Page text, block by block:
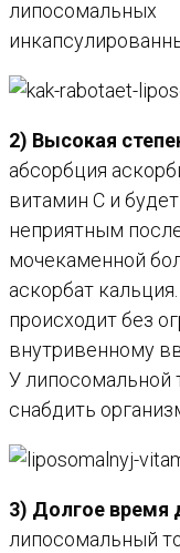
липосомальных
2) Высокая
абсорбция
витамин С и
неприятным
мочекаменной
аскорбат
происходит без
внутривенному
У липосомальной
снабдить
3) Долгое время
липосомальный